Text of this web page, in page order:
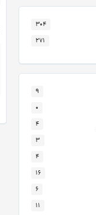
۳۰۴
۲۷۱
۹
۰
۴
۳
۴
۱۶
۶
۱۱